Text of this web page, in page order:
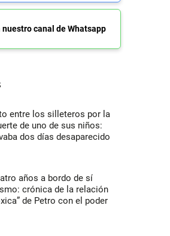
nuestro canal de Whatsapp
entre los silleteros por la
de uno de sus niños:
dos días desaparecido
años a bordo de sí
crónica de la relación
de Petro con el poder